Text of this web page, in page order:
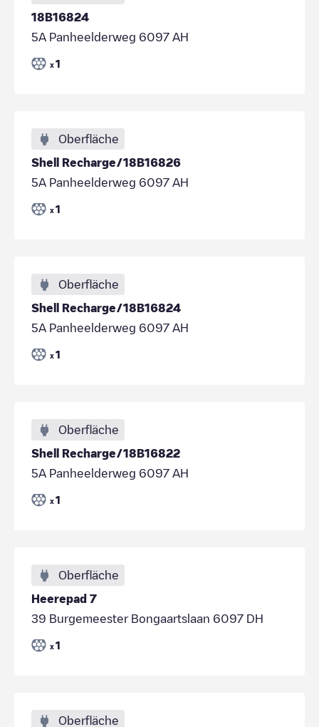
18B16824
5A Panheelderweg 6097 AH
x 1
Oberfläche
Shell Recharge/18B16826
5A Panheelderweg 6097 AH
x 1
Oberfläche
Shell Recharge/18B16824
5A Panheelderweg 6097 AH
x 1
Oberfläche
Shell Recharge/18B16822
5A Panheelderweg 6097 AH
x 1
Oberfläche
Heerepad 7
39 Burgemeester Bongaartslaan 6097 DH
x 1
Oberfläche